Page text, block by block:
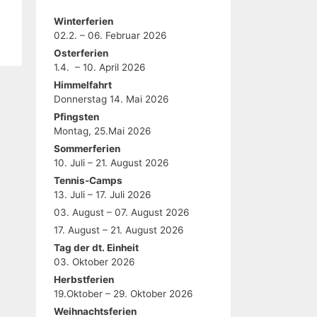
Winterferien
02.2. – 06. Februar 2026
Osterferien
1.4. – 10. April 2026
Himmelfahrt
Donnerstag 14. Mai 2026
Pfingsten
Montag, 25.Mai 2026
Sommerferien
10. Juli – 21. August 2026
Tennis-Camps
13. Juli – 17. Juli 2026
03. August – 07. August 2026
17. August – 21. August 2026
Tag der dt. Einheit
03. Oktober 2026
Herbstferien
19.Oktober – 29. Oktober 2026
Weihnachtsferien